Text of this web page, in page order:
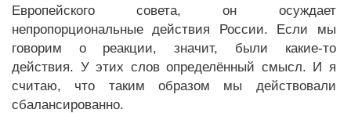
Европейского совета, он осуждает
непропорциональные действия России. Если мы
говорим о реакции, значит, были какие-то
действия. У этих слов определённый смысл. И я
считаю, что таким образом мы действовали
сбалансированно.